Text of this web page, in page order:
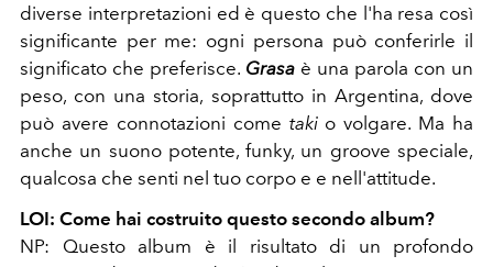
diverse interpretazioni ed è questo che l'ha resa così
significante per me: ogni persona può conferirle il
significato che preferisce. Grasa è una parola con un
peso, con una storia, soprattutto in Argentina, dove
può avere connotazioni come takio volgare. Ma ha
anche un suono potente, funky, un groove speciale,
qualcosa che senti nel tuo corpo e e nell'attitude.
LOI: Come hai costruito questo secondo album?
NP: Questo album è il risultato di un profondo